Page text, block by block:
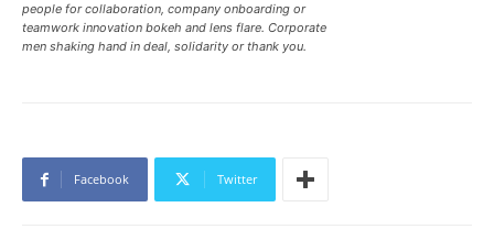
people for collaboration, company onboarding or
teamwork innovation bokeh and lens flare. Corporate
men shaking hand in deal, solidarity or thank you.
Facebook Twitter